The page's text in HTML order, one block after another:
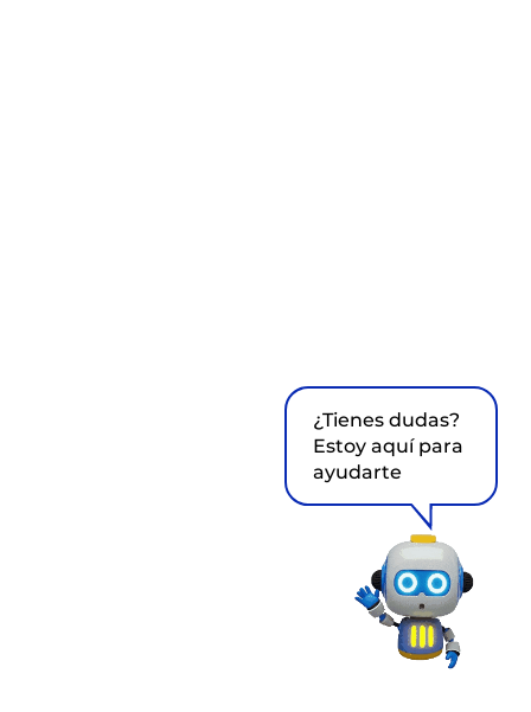
¿Tienes dudas?
Estoy aquí para
ayudarte